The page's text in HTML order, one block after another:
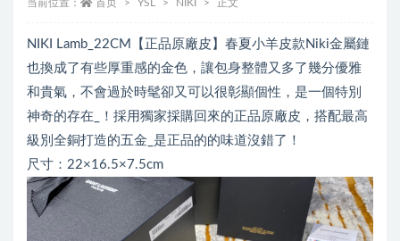
当前位置： 首页 YSL NIKI 正文
NIKI Lamb_22CM【正品原廠皮】春夏小羊皮款Niki金屬鏈
也換成了有些厚重感的金色，讓包身整體又多了幾分優雅
和貴氣，不會過於時髦卻又可以很彰顯個性，是一個特別
神奇的存在_！採用獨家採購回來的正品原廠皮，搭配最高
級別全銅打造的五金_是正品的的味道沒錯了！
尺寸：22×16.5×7.5cm